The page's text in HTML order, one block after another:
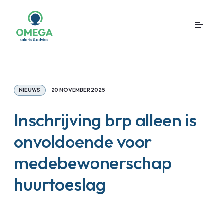
NIEUWS 20 NOVEMBER 2025
Inschrijving brp alleen is
onvoldoende voor
medebewonerschap
huurtoeslag